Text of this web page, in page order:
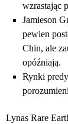
wzrastając
Jamieson
pewien
Chin, ale
opóźniają.
Rynki
Lynas Rare